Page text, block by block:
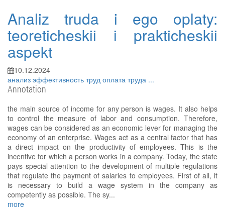
Analiz truda i ego oplaty:
teoreticheskii i prakticheskii
aspekt
10.12.2024
анализ эффективность труд оплата труда ...
Annotation
the main source of income for any person is wages. It also helps
to control the measure of labor and consumption. Therefore,
wages can be considered as an economic lever for managing the
economy of an enterprise. Wages act as a central factor that has
a direct impact on the productivity of employees. This is the
incentive for which a person works in a company. Today, the state
pays special attention to the development of multiple regulations
that regulate the payment of salaries to employees. First of all, it
is necessary to build a wage system in the company as
competently as possible. The sy...
more